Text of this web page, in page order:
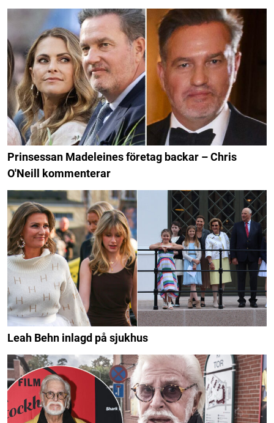
Prinsessan Madeleines företag backar – Chris
O'Neill kommenterar
Leah Behn inlagd på sjukhus